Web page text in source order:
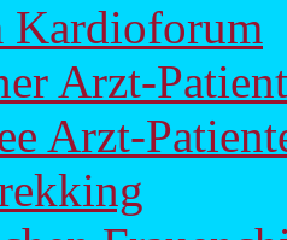
Kardioforum
Arzt-
Arzt-